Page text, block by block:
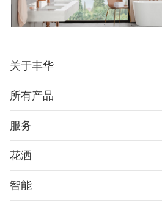
关于丰华
所有产品
服务
花洒
智能